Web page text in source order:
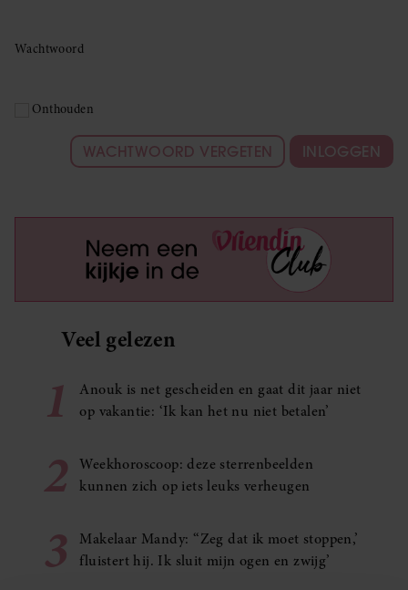
Wachtwoord
Onthouden
WACHTWOORD VERGETEN INLOGGEN
Veel gelezen
1
Anouk is net gescheiden en gaat dit jaar niet
op vakantie: ‘Ik kan het nu niet betalen’
2
Weekhoroscoop: deze sterrenbeelden
kunnen zich op iets leuks verheugen
3
Makelaar Mandy: ‘‘Zeg dat ik moet stoppen,’
fluistert hij. Ik sluit mijn ogen en zwijg’